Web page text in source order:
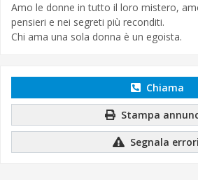
Amo le donne in tutto il loro mistero,
pensieri e nei segreti più reconditi.
Chi ama una sola donna è un egoista.
Chiama
Stampa
Segnala errori